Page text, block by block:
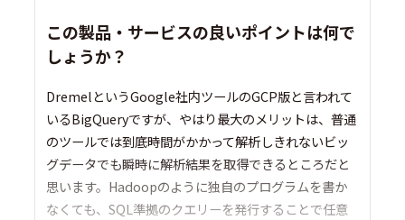
この製品・サービスの良いポイントは何で
しょうか？
DremelというGoogle社内ツールのGCP版と言われて
いるBigQueryですが、やはり最大のメリットは、普通
のツールでは到底時間がかかって解析しきれないビッ
グデータでも瞬時に解析結果を取得できるところだと
思います。Hadoopのように独自のプログラムを書か
なくても、SQL準拠のクエリーを発行することで任意